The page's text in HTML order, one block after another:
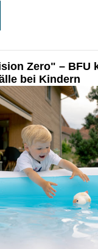
Zero" – BFU
bei Kindern